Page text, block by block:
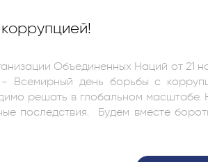
Объединенных Наций от 21
Всемирный день борьбы с
решать в глобальном
вместе бороться с